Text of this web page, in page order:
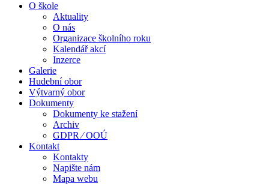
O škole
Aktuality
O nás
Organizace školního roku
Kalendář akcí
Inzerce
Galerie
Hudební obor
Výtvarný obor
Dokumenty
Dokumenty ke stažení
Archiv
GDPR ⁄ OOÚ
Kontakt
Kontakty
Napište nám
Mapa webu